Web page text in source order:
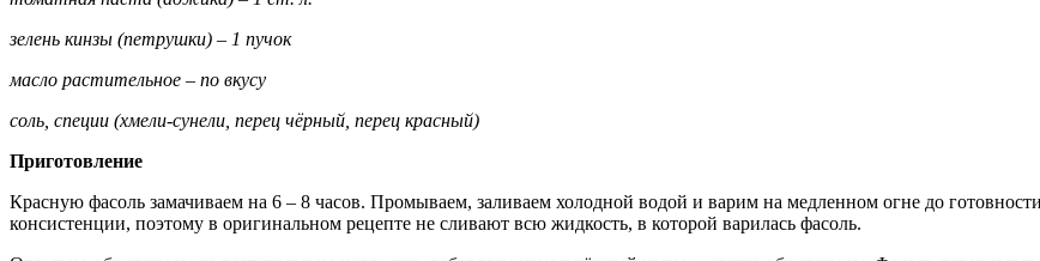
зелень кинзы (петрушки) – 1 пучок
масло растительное – по вкусу
соль, специи (хмели-сунели, перец чёр­ный, перец красный)
Приготовление
Красную фасоль замачиваем на 6 – 8 часов. Промываем, заливаем холодной водой и варим на медленном огне до
консистенции, поэтому в оригинальном рецепте не сливают всю жидкость, в ко­торой варилась фасоль.